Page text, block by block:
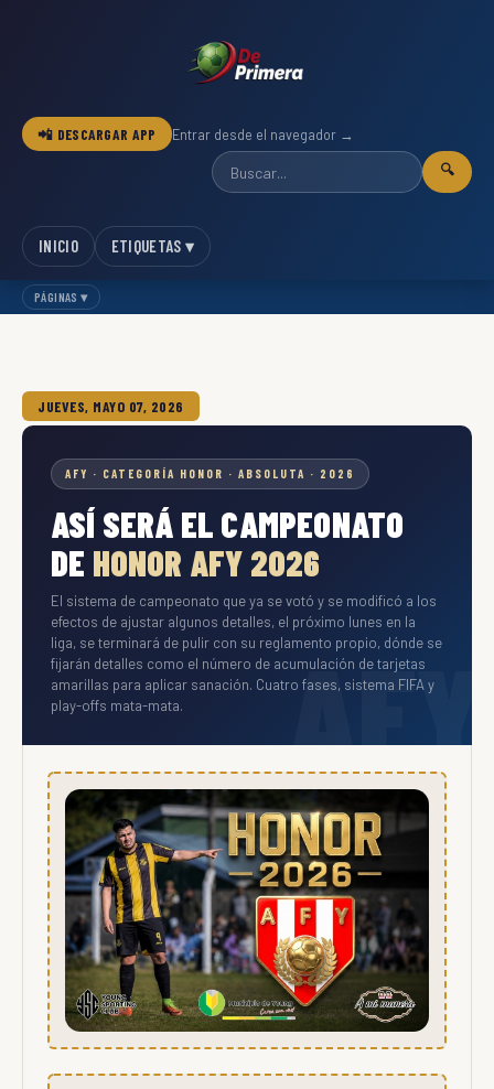
📲 DESCARGAR APP Entrar desde el navegador →
🔍
INICIO ETIQUETAS ▾
PÁGINAS ▾
JUEVES, MAYO 07, 2026
AFY · CATEGORÍA HONOR · ABSOLUTA · 2026
ASÍ SERÁ EL CAMPEONATO
DE HONOR AFY 2026
El sistema de campeonato que ya se votó y se modificó a los
efectos de ajustar algunos detalles, el próximo lunes en la
liga, se terminará de pulir con su reglamento propio, dónde se
fijarán detalles como el número de acumulación de tarjetas
amarillas para aplicar sanación. Cuatro fases, sistema FIFA y
play-offs mata-mata.